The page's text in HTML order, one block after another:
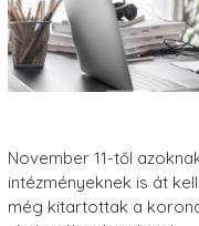
November 11-től
intézményeknek is át
még kitartottak a